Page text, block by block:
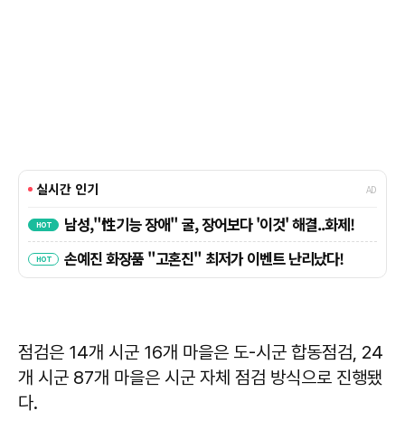
점검은 14개 시군 16개 마을은 도-시군 합동점검, 24
개 시군 87개 마을은 시군 자체 점검 방식으로 진행됐
다.